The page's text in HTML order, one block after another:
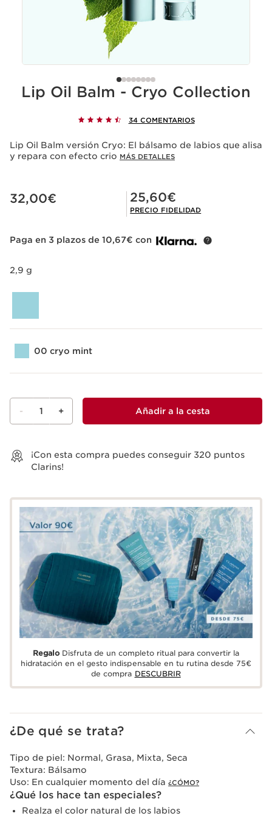
Lip Oil Balm - Cryo Collection
34 COMENTARIOS
Lip Oil Balm versión Cryo: El bálsamo de labios que alisa
y repara con efecto crio MÁS DETALLES
Precio actual 32,00€
32,00€ Precio Fidelidad 25,60€
25,60€
PRECIO FIDELIDAD
Paga en 3 plazos de 10,67€ con
2,9 g
00 cryo mint
- 1 + Añadir a la cesta
¡Con esta compra puedes conseguir 320 puntos
Clarins!
RegaloDisfruta de un completo ritual para convertir la
hidratación en el gesto indispensable en tu rutina desde 75€
de compra DESCUBRIR
¿De qué se trata?
Tipo de piel: Normal, Grasa, Mixta, Seca
Textura: Bálsamo
Uso: En cualquier momento del día ¿CÓMO?
¿Qué los hace tan especiales?
Realza el color natural de los labios